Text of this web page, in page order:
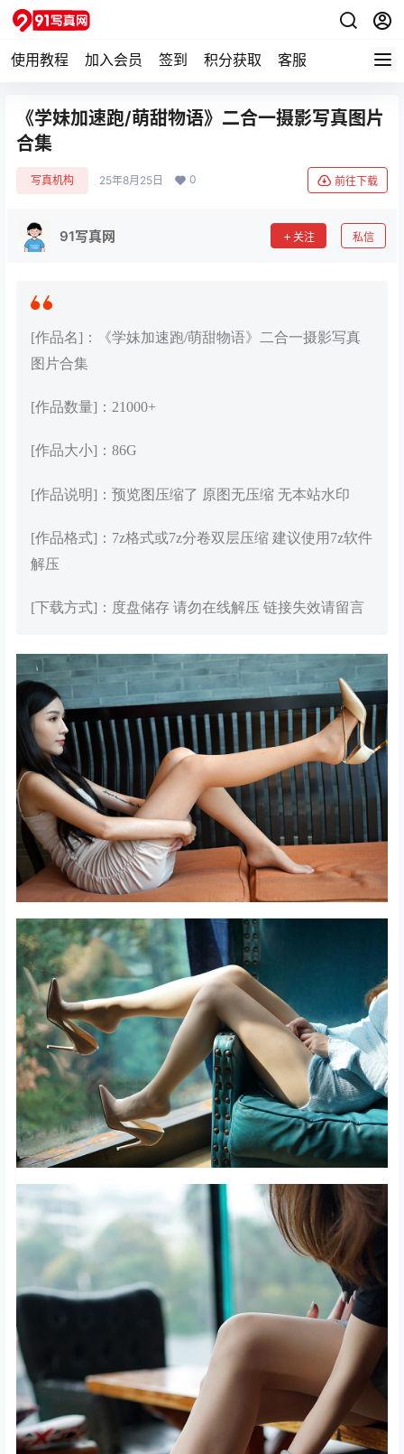
使用教程 加入会员 签到 积分获取 客服
《学妹加速跑/萌甜物语》二合一摄影写真图片
合集
写真机构 25年8月25日 0 前往下载
91写真网 关注 私信
[作品名]：《学妹加速跑/萌甜物语》二合一摄影写真
图片合集
[作品数量]：21000+
[作品大小]：86G
[作品说明]：预览图压缩了 原图无压缩 无本站水印
[作品格式]：7z格式或7z分卷双层压缩 建议使用7z软件
解压
[下载方式]：度盘储存 请勿在线解压 链接失效请留言